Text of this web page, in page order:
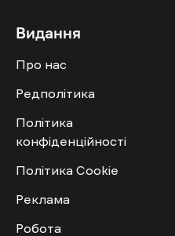
Видання
Про нас
Редполітика
Політика
конфіденційності
Політика Cookie
Реклама
Робота